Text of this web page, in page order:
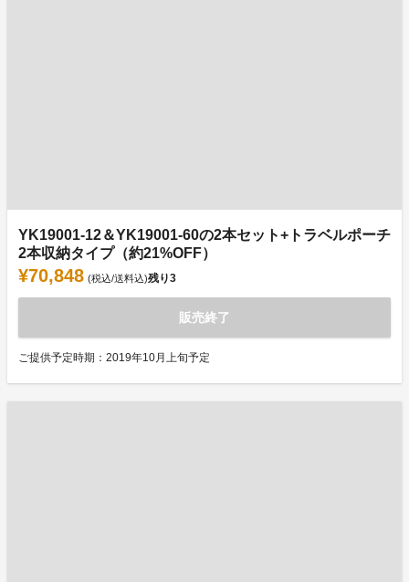
YK19001-12＆YK19001-60の2本セット+トラベルポーチ
2本収納タイプ（約21%OFF）
¥70,848 (税込/送料込)残り3
販売終了
ご提供予定時期：2019年10月上旬予定